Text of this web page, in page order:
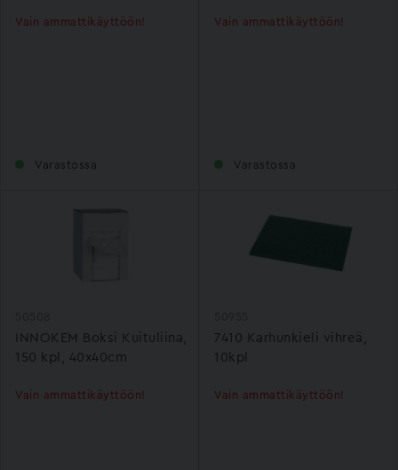
Varastossa
Vain ammattikäyttöön!
Varastossa
Vain ammattikäyttöön!
INNOKEM Boksi Kuituliina,
150 kpl, 40x40cm
Vain ammattikäyttöön!
7410 Karhunkieli vihreä,
10kpl
Vain ammattikäyttöön!